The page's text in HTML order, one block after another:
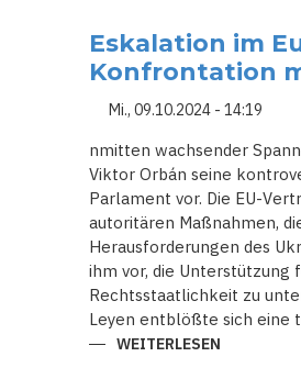
WAS
EIN
ERNEUTER
SIEG
DIE
BEDEUTET
Eskalation im
Konfrontation
Mi., 09.10.2024 - 14:19
nmitten wachsender
Viktor Orbán seine
Parlament vor. Die EU-
autoritären Maßnahmen,
Herausforderungen des
ihm vor, die Unterstützung
Rechtsstaatlichkeit zu
Leyen entblößte sich eine
WEITERLESEN